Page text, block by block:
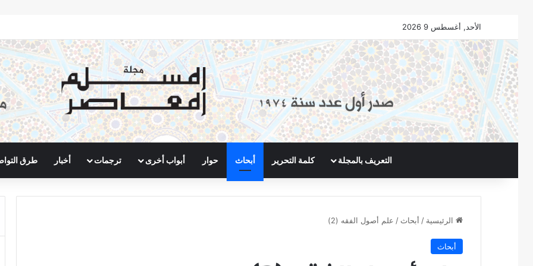
الأحد, أغسطس 9 2026
التعريف بالمجلة كلمة التحرير أبحاث حوار أبواب أخرى ترجمات أخبار طرق
الرئيسية / أبحاث / علم أصول الفقه (2)
أبحاث